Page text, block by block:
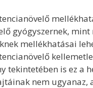
gyógyszernek,
mellékhatásai
tekintetében is ez a
nem ugyanaz,